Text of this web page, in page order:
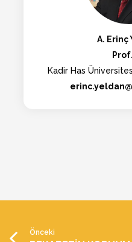
A. Erinç
Kadir Has
Önceki